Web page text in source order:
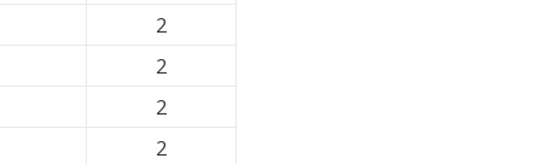
2
2
2
2